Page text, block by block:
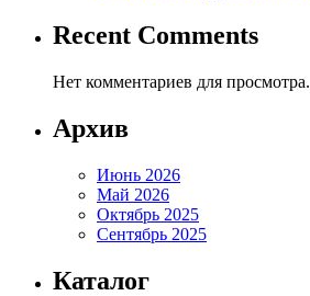
Recent Comments
Нет комментариев для просмотра.
Архив
Июнь 2026
Май 2026
Октябрь 2025
Сентябрь 2025
Каталог